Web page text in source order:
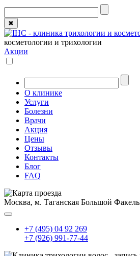
✖
косметологии и трихологии
Акции
О клинике
Услуги
Болезни
Врачи
Акция
Цены
Отзывы
Контакты
Блог
FAQ
Москва, м. Таганская Большой
+7 (495) 04 92 269
+7 (926) 991-77-44